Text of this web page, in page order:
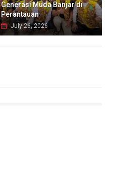
Generasi Muda Banjar di
Perantauan
July 26, 2026